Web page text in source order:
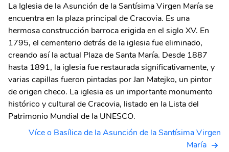
La Iglesia de la Asunción de la Santísima Virgen María se
encuentra en la plaza principal de Cracovia. Es una
hermosa construcción barroca erigida en el siglo XV. En
1795, el cementerio detrás de la iglesia fue eliminado,
creando así la actual Plaza de Santa María. Desde 1887
hasta 1891, la iglesia fue restaurada significativamente, y
varias capillas fueron pintadas por Jan Matejko, un pintor
de origen checo. La iglesia es un importante monumento
histórico y cultural de Cracovia, listado en la Lista del
Patrimonio Mundial de la UNESCO.
Více o Basílica de la Asunción de la Santísima Virgen
María